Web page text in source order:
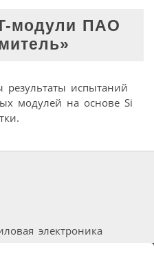
модули ПАО
результаты испытаний
модулей на основе Si
электроника